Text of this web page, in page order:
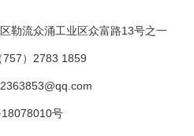
勒流众涌工业区众富路13号之一
757）2783 1859
号